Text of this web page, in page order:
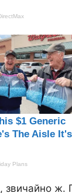
звичайно ж.